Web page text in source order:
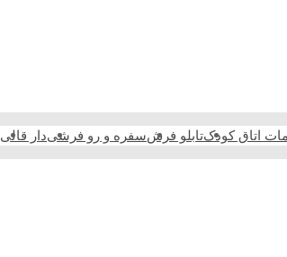
اتاق کودکتابلو فرشسفره و رو فرشیدار قالی